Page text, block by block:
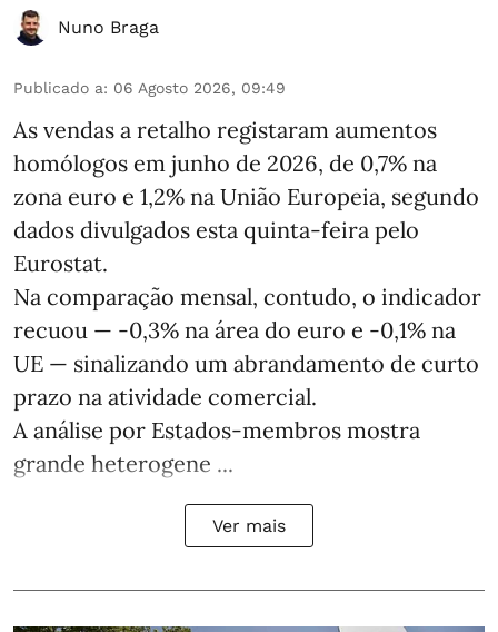
Nuno Braga
Publicado a: 06 Agosto 2026, 09:49
As vendas a retalho registaram aumentos
homólogos em junho de 2026, de 0,7% na
zona euro e 1,2% na União Europeia, segundo
dados divulgados esta quinta-feira pelo
Eurostat.
Na comparação mensal, contudo, o indicador
recuou — -0,3% na área do euro e -0,1% na
UE — sinalizando um abrandamento de curto
prazo na atividade comercial.
A análise por Estados‑membros mostra
grande heterogene ...
Ver mais